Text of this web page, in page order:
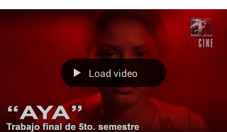
Load video